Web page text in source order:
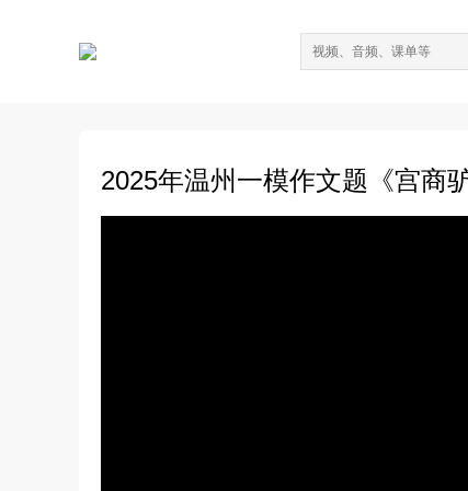
2025年温州一模作文题《宫商